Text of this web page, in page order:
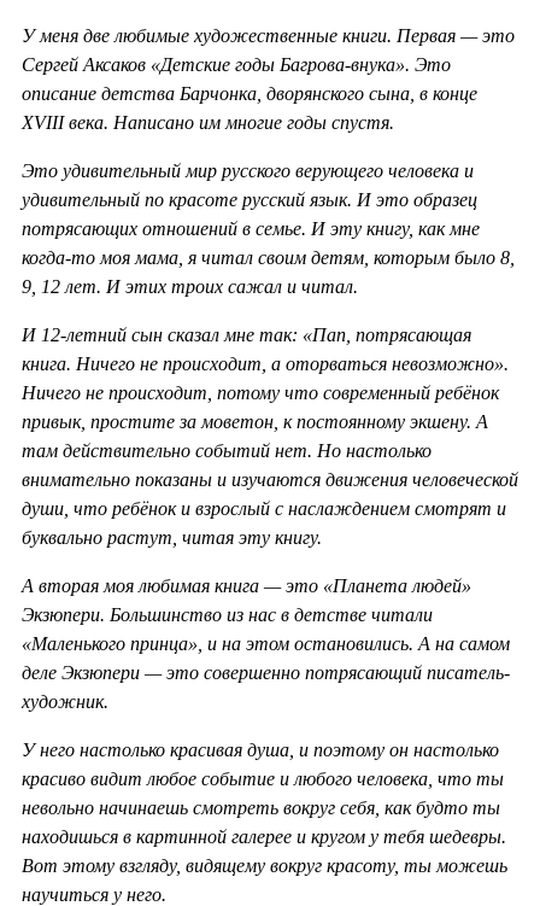
У меня две любимые художественные книги. Первая — это
Сергей Аксаков «Детские годы Багрова-внука». Это
описание детства Барчонка, дворянского сына, в конце
XVIII века. Написано им многие годы спустя.
Это удивительный мир русского верующего человека и
удивительный по красоте русский язык. И это образец
потрясающих отношений в семье. И эту книгу, как мне
когда-то моя мама, я читал своим детям, которым было 8,
9, 12 лет. И этих троих сажал и читал.
И 12-летний сын сказал мне так: «Пап, потрясающая
книга. Ничего не происходит, а оторваться невозможно».
Ничего не происходит, потому что современный ребёнок
привык, простите за моветон, к постоянному экшену. А
там действительно событий нет. Но настолько
внимательно показаны и изучаются движения человеческой
души, что ребёнок и взрослый с наслаждением смотрят и
буквально растут, читая эту книгу.
А вторая моя любимая книга — это «Планета людей»
Экзюпери. Большинство из нас в детстве читали
«Маленького принца», и на этом остановились. А на самом
деле Экзюпери — это совершенно потрясающий писатель-
художник.
У него настолько красивая душа, и поэтому он настолько
красиво видит любое событие и любого человека, что ты
невольно начинаешь смотреть вокруг себя, как будто ты
находишься в картинной галерее и кругом у тебя шедевры.
Вот этому взгляду, видящему вокруг красоту, ты можешь
научиться у него.